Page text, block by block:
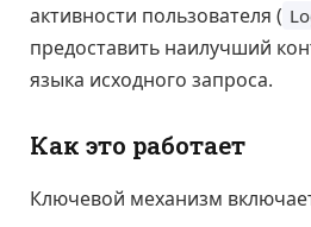
активности пользователя (
предоставить наилучший
языка исходного запроса.
Как это работает
Ключевой механизм